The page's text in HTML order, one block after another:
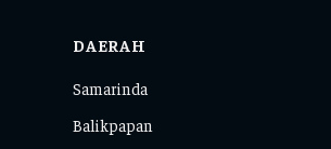
DAERAH
Samarinda
Balikpapan